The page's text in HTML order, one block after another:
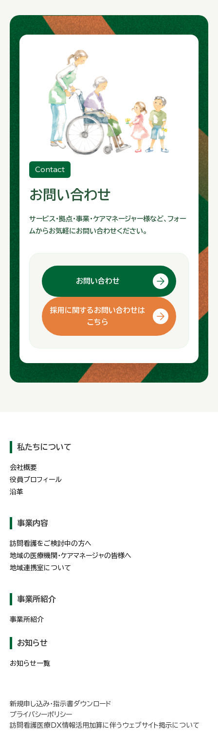
Contact
お問い合わせ
サービス・拠点・事業・ケアマネージャー様など、フォー
ムからお気軽にお問い合わせください。
お問い合わせ
採用に関するお問い合わせは
こちら
私たちについて
会社概要
役員プロフィール
沿革
事業内容
訪問看護をご検討中の方へ
地域の医療機関・ケアマネージャの皆様へ
地域連携室について
事業所紹介
事業所紹介
お知らせ
お知らせ一覧
新規申し込み・指示書ダウンロード
プライバシーポリシー
訪問看護医療ＤＸ情報活用加算に伴うウェブサイト掲示について